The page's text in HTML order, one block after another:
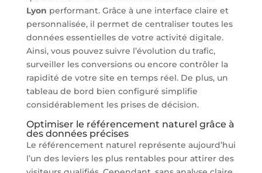
Lyon performant. Grâce à une interface claire et
personnalisée, il permet de centraliser toutes les
données essentielles de votre activité digitale.
Ainsi, vous pouvez suivre l’évolution du trafic,
surveiller les conversions ou encore contrôler la
rapidité de votre site en temps réel. De plus, un
tableau de bord bien configuré simplifie
considérablement les prises de décision.
Optimiser le référencement naturel grâce à
des données précises
Le référencement naturel représente aujourd’hui
l’un des leviers les plus rentables pour attirer des